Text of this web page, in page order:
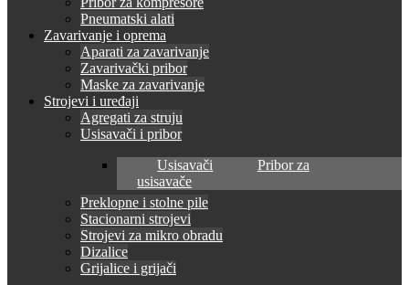
Pneumatski alati
Zavarivanje i oprema
Aparati za zavarivanje
Zavarivački pribor
Maske za zavarivanje
Strojevi i uređaji
Agregati za struju
Usisavači i pribor
Usisavači
Pribor za
usisavače
Preklopne i stolne pile
Stacionarni strojevi
Strojevi za mikro obradu
Dizalice
Grijalice i grijači